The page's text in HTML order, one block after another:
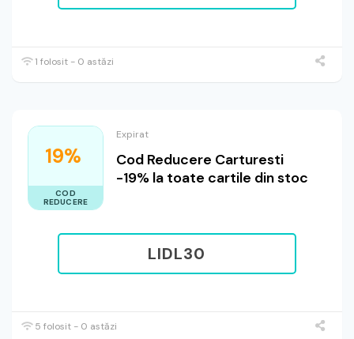
1 folosit - 0 astăzi
19%
COD
REDUCERE
Expirat
Cod Reducere Carturesti
-19% la toate cartile din stoc
LIDL30
5 folosit - 0 astăzi